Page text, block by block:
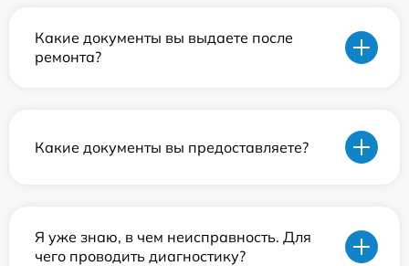
Какие документы вы выдаете после
ремонта?
Какие документы вы предоставляете?
Я уже знаю, в чем неисправность. Для
чего проводить диагностику?